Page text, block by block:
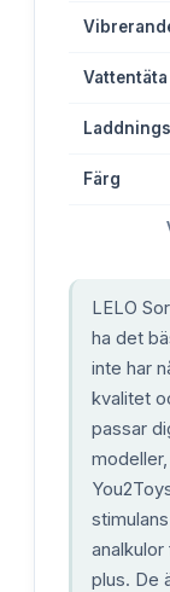
Vattentäta
Färg
LELO
ha det
inte har
kvalitet
passar
plus. De